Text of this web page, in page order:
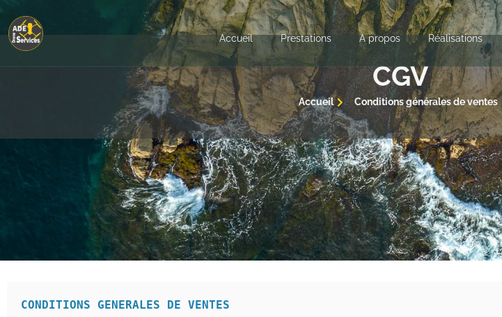
Accueil Prestations A propos Réalisations
CGV
Accueil Conditions générales de ventes
CONDITIONS GENERALES DE VENTES